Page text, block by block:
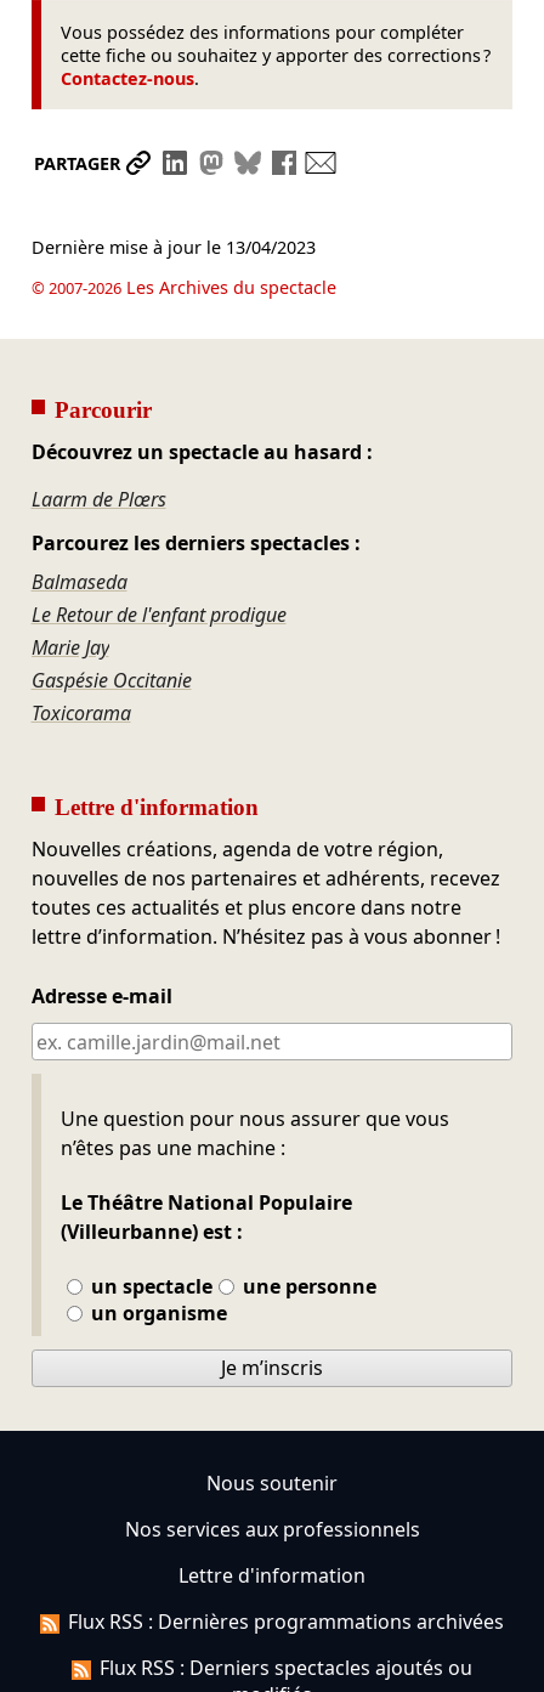
Vous possédez des informations pour compléter
cette fiche ou souhaitez y apporter des corrections ?
Contactez-nous.
PARTAGER Partager le lien
Partager sur LinkedIn
Partager sur Mastodon
Partager sur Bluesky
Partager sur Facebook
Dernière mise à jour le 13/04/2023
© 2007-2026Les Archives du spectacle
Parcourir
Découvrez un spectacle au hasard :
Laarm de Plœrs
Parcourez les derniers spectacles :
Balmaseda
Le Retour de l'enfant prodigue
Marie Jay
Gaspésie Occitanie
Toxicorama
Lettre d'information
Nouvelles créations, agenda de votre région,
nouvelles de nos partenaires et adhérents, recevez
toutes ces actualités et plus encore dans notre
lettre d’information. N’hésitez pas à vous abonner !
Adresse e-mail
Une question pour nous assurer que vous
n’êtes pas une machine :
Le Théâtre National Populaire
(Villeurbanne) est :
un spectacle
une personne
un organisme
Ne pas remplir
Je m’inscris
Nous soutenir
Nos services aux professionnels
Lettre d'information
Flux RSS : Dernières programmations archivées
Flux RSS : Derniers spectacles ajoutés ou